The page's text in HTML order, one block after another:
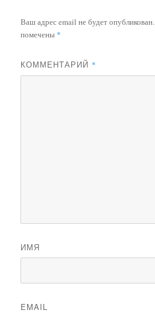
Ваш адрес email не будет опубликован.
помечены *
КОММЕНТАРИЙ *
ИМЯ
EMAIL